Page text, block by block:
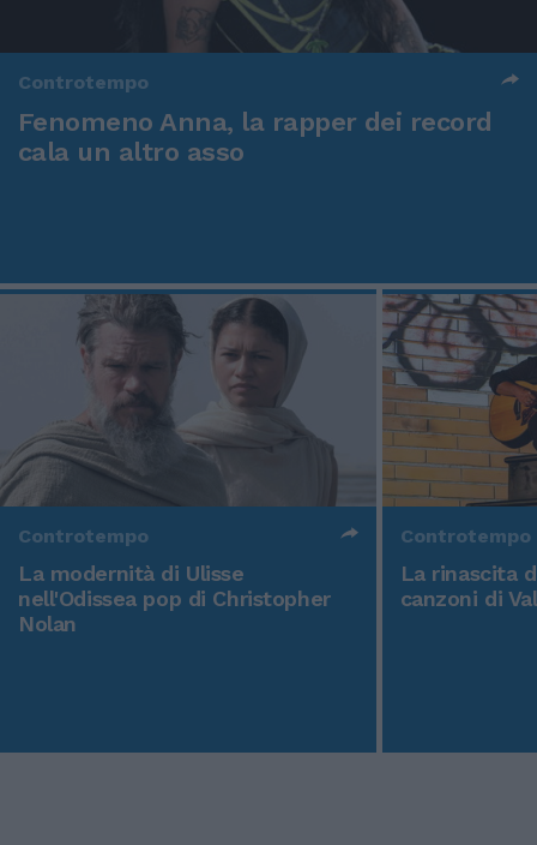
Controtempo
Fenomeno Anna, la rapper dei record
cala un altro asso
Controtempo
La modernità di Ulisse
nell'Odissea pop di Christopher
Nolan
Controtempo
La rinascita
canzoni di